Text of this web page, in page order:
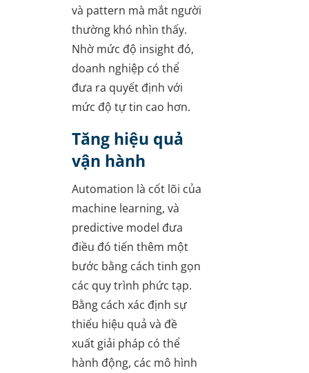
và pattern mà mắt người
thường khó nhìn thấy.
Nhờ mức độ insight đó,
doanh nghiệp có thể
đưa ra quyết định với
mức độ tự tin cao hơn.
Tăng hiệu quả
vận hành
Automation là cốt lõi của
machine learning, và
predictive model đưa
điều đó tiến thêm một
bước bằng cách tinh gọn
các quy trình phức tạp.
Bằng cách xác định sự
thiếu hiệu quả và đề
xuất giải pháp có thể
hành động, các mô hình